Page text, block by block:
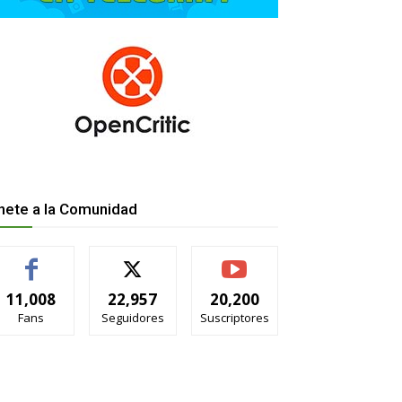
a la Comunidad
11,008
Fans
22,957
Seguidores
20,200
Suscriptores